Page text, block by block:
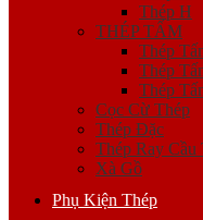
Thép H
THÉP TẤM
Thép
Thép
Thép
Cọc Cừ Thép
Thép Đặc
Thép Ray Cầu
Xà Gồ
Phụ Kiện Thép